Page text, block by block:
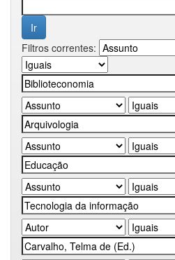
Filtros correntes: